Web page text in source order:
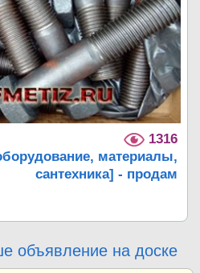
1316
материалы,
сантехника] - продам
объявление на доске